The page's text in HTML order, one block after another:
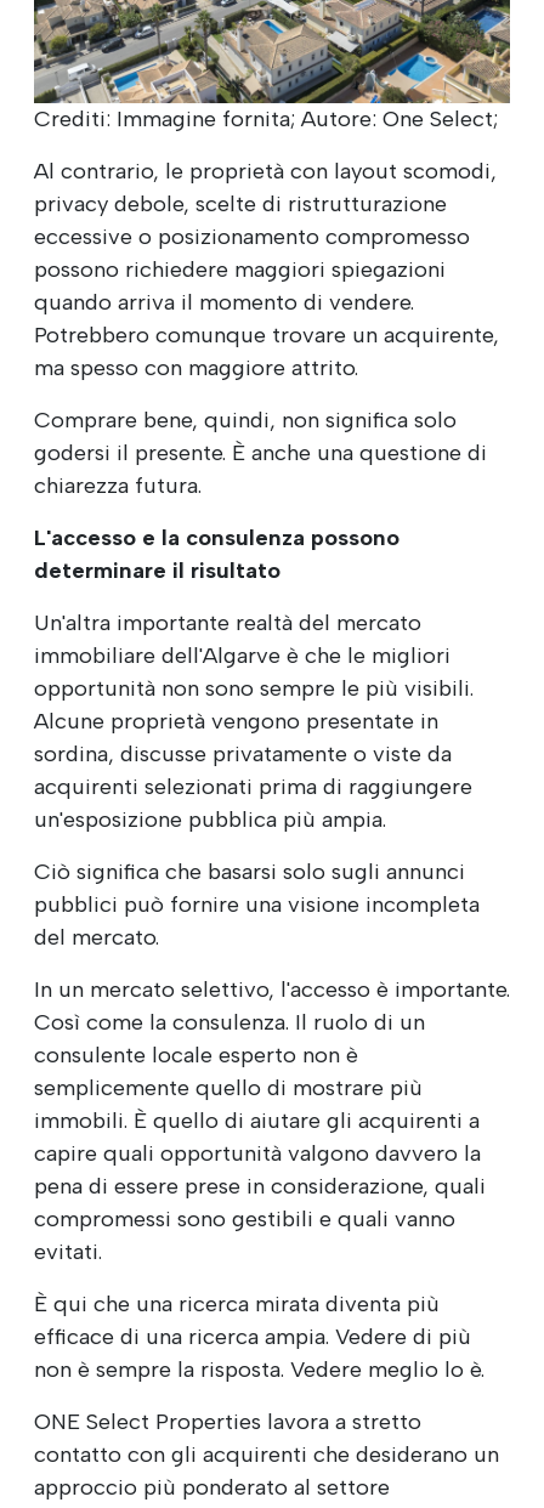
Crediti: Immagine fornita; Autore: One Select;
Al contrario, le proprietà con layout scomodi,
privacy debole, scelte di ristrutturazione
eccessive o posizionamento compromesso
possono richiedere maggiori spiegazioni
quando arriva il momento di vendere.
Potrebbero comunque trovare un acquirente,
ma spesso con maggiore attrito.
Comprare bene, quindi, non significa solo
godersi il presente. È anche una questione di
chiarezza futura.
L'accesso e la consulenza possono
determinare il risultato
Un'altra importante realtà del mercato
immobiliare dell'Algarve è che le migliori
opportunità non sono sempre le più visibili.
Alcune proprietà vengono presentate in
sordina, discusse privatamente o viste da
acquirenti selezionati prima di raggiungere
un'esposizione pubblica più ampia.
Ciò significa che basarsi solo sugli annunci
pubblici può fornire una visione incompleta
del mercato.
In un mercato selettivo, l'accesso è importante.
Così come la consulenza. Il ruolo di un
consulente locale esperto non è
semplicemente quello di mostrare più
immobili. È quello di aiutare gli acquirenti a
capire quali opportunità valgono davvero la
pena di essere prese in considerazione, quali
compromessi sono gestibili e quali vanno
evitati.
È qui che una ricerca mirata diventa più
efficace di una ricerca ampia. Vedere di più
non è sempre la risposta. Vedere meglio lo è.
ONE Select Properties lavora a stretto
contatto con gli acquirenti che desiderano un
approccio più ponderato al settore